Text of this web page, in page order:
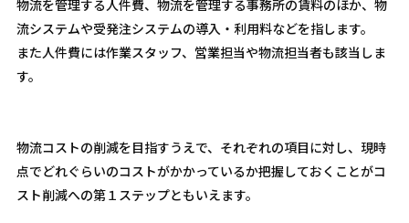
物流を管理する人件費、物流を管理する事務所の賃料のほか、物
流システムや受発注システムの導入・利用料などを指します。
また人件費には作業スタッフ、営業担当や物流担当者も該当しま
す。
物流コストの削減を目指すうえで、それぞれの項目に対し、現時
点でどれぐらいのコストがかかっているか把握しておくことがコ
スト削減への第１ステップともいえます。